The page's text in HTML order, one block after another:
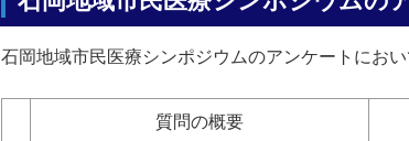
石岡地域市民医療シンポジウムのアンケートにお
質問の概要